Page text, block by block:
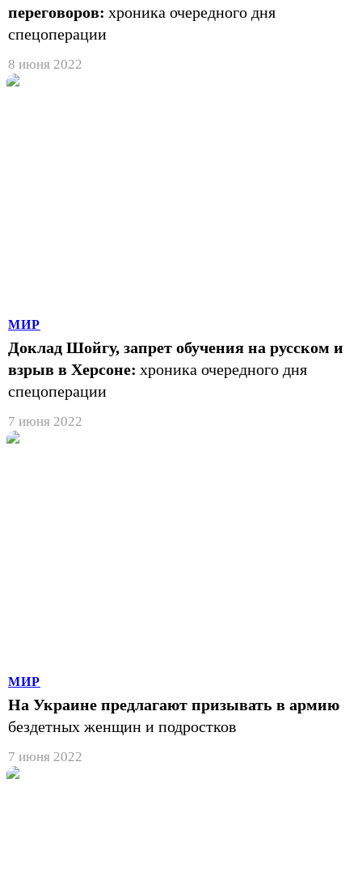
переговоров: хроника очередного дня
спецоперации
8 июня 2022
МИР
Доклад Шойгу, запрет обучения на русском и
взрыв в Херсоне: хроника очередного дня
спецоперации
7 июня 2022
МИР
На Украине предлагают призывать в армию
бездетных женщин и подростков
7 июня 2022